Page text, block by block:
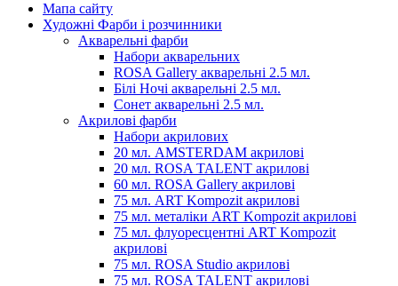
Мапа сайту
Художні Фарби і розчинники
Акварельні фарби
Набори акварельних
ROSA Gallery акварельні 2.5 мл.
Білі Ночі акварельні 2.5 мл.
Сонет акварельні 2.5 мл.
Акрилові фарби
Набори акрилових
20 мл. AMSTERDAM акрилові
20 мл. ROSA TALENT акрилові
60 мл. ROSA Gallery акрилові
75 мл. ART Kompozit акрилові
75 мл. металіки ART Kompozit акрилові
75 мл. флуоресцентні ART Kompozit
акрилові
75 мл. ROSA Studio акрилові
75 мл. ROSA TALENT акрилові